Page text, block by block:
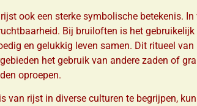
ook een sterke symbolische betekenis.
Bij bruiloften is het
en gelukkig leven samen. Dit ritueel
het gebruik van andere zaden of
oproepen.
van rijst in diverse culturen te begrijpen,